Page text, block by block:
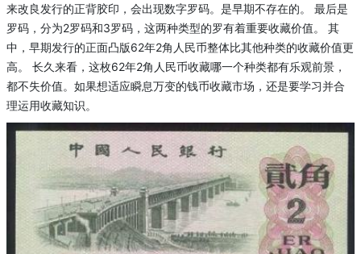
来改良发行的正背胶印，会出现数字罗码。是早期不存在的。 最后是
罗码，分为2罗码和3罗码，这两种类型的罗有着重要收藏价值。 其
中，早期发行的正面凸版62年2角人民币整体比其他种类的收藏价值更
高。 长久来看，这枚62年2角人民币收藏哪一个种类都有乐观前景，
都不失价值。如果想适应瞬息万变的钱币收藏市场，还是要学习并合
理运用收藏知识。